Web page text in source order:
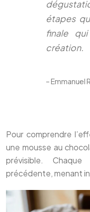
étapes
finale
création.
– Emmanuel
Pour comprendre
une mousse au
prévisible.
précédente, menant